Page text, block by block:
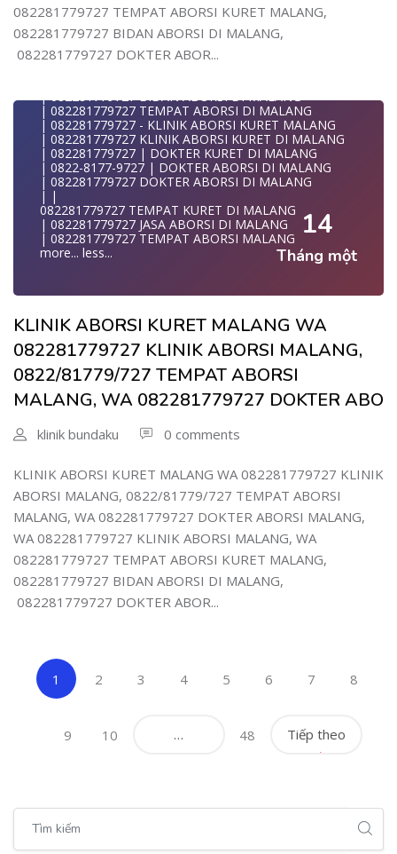
082281779727 TEMPAT ABORSI KURET MALANG,
082281779727 BIDAN ABORSI DI MALANG,
082281779727 DOKTER ABOR...
| WA 082281779727| | BIDAN PRAKTEK MALANG
| | TEMPAT ABORSI DI MALANG
| | 0822-8177-9727 KLINIK ABORSI DI MALANG
| 082281779727 TEMPAT ABORSI DI MALANG
| 082281779727 - KLINIK ABORSI KURET MALANG
| 082281779727 KLINIK ABORSI KURET DI MALANG
| 082281779727 | DOKTER KURET DI MALANG
| 0822-8177-9727 | DOKTER ABORSI DI MALANG
| 082281779727 DOKTER ABORSI DI MALANG
| |
082281779727 TEMPAT KURET DI MALANG
| 082281779727 JASA ABORSI DI MALANG
| 082281779727 TEMPAT ABORSI MALANG
more... less...
14
Tháng một
KLINIK ABORSI KURET MALANG WA
082281779727 KLINIK ABORSI MALANG,
0822/81779/727 TEMPAT ABORSI
MALANG, WA 082281779727 DOKTER ABO
klinik bundaku 0 comments
KLINIK ABORSI KURET MALANG WA 082281779727 KLINIK
ABORSI MALANG, 0822/81779/727 TEMPAT ABORSI
MALANG, WA 082281779727 DOKTER ABORSI MALANG,
WA 082281779727 KLINIK ABORSI MALANG, WA
082281779727 TEMPAT ABORSI KURET MALANG,
082281779727 BIDAN ABORSI DI MALANG,
082281779727 DOKTER ABOR...
1 (current)
2 3 4 5 6 7 8
9 10 … 48 Tiếp theo